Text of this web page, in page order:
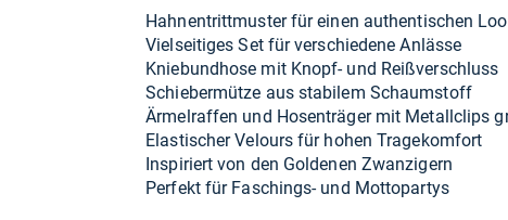
Hah­nen­tritt­mus­ter für einen authen­ti­schen
Viel­sei­ti­ges Set für ver­schie­dene Anlässe
Knie­bund­hose mit Knopf-​ und Reiß­ver­schluss
Schie­ber­mütze aus sta­bi­lem Schaum­stoff
Ärmel­raf­fen und Hosen­trä­ger mit Metall­clips
Elas­ti­scher Velours für hohen Tra­ge­kom­fort
Inspi­riert von den Gol­de­nen Zwan­zi­gern
Per­fekt für Faschings-​ und Mot­to­par­tys